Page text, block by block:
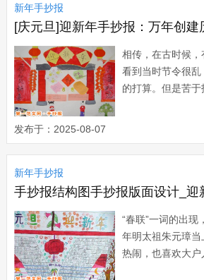
新年手抄报
[庆元旦]迎新年手抄报：万年创建
相传，在古时候，
看到当时节令很
的打算。但是苦
休息，树影的移
个测日影计天时
间，后来，山崖
感，他又动手做
时间。天长日久...
发布于：2025-08-07
新年手抄报
“春联”一词的出现
年明太祖朱元璋
热闹，也喜欢大